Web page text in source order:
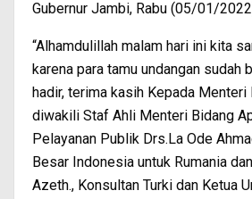
Gubernur Jambi, Rabu (05/01/
“Alhamdulillah malam hari ini kita
karena para tamu undangan sudah
hadir, terima kasih Kepada
diwakili Staf Ahli Menteri Bidang
Pelayanan Publik Drs.La Ode
Besar Indonesia untuk Rumania
Azeth., Konsultan Turki dan Ketua